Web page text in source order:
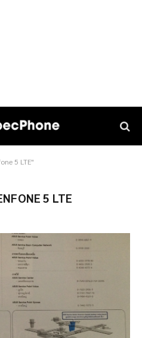
5 LTE"
5 LTE